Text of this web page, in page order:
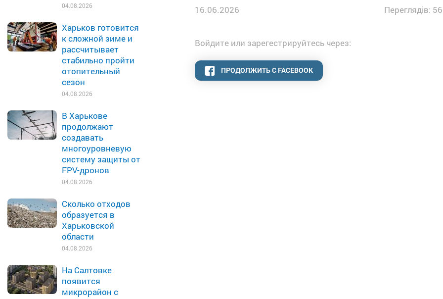
04.08.2026
Харьков готовится
к сложной зиме и
рассчитывает
стабильно пройти
отопительный
сезон
04.08.2026
В Харькове
продолжают
создавать
многоуровневую
систему защиты от
FPV-дронов
04.08.2026
Сколько отходов
образуется в
Харьковской
области
04.08.2026
На Салтовке
появится
микрорайон с
16.06.2026
Переглядів:
Войдите или зарегестрируйтесь через:
ПРОДОЛЖИТЬ С FACEBOOK